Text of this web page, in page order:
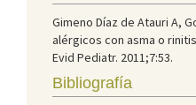
Gimeno Díaz de Atauri A,
alérgicos con asma o
Evid Pediatr. 2011;7:53.
Bibliografía